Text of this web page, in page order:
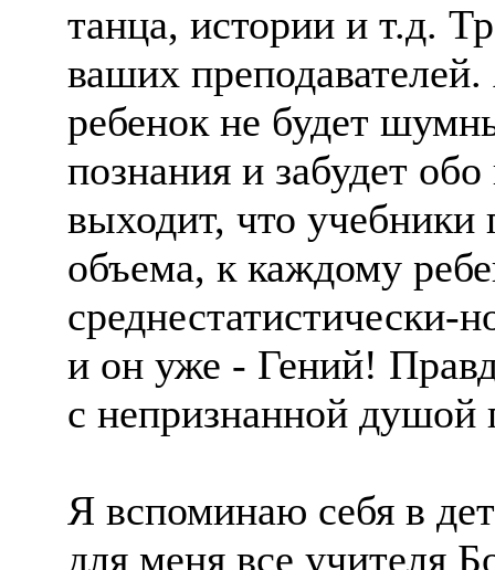
танца, истории и т.д.
ваших
ребенок не будет
познания и забудет
выходит, что учебники
объема, к каждому
среднестатистически-
и он уже - Гений!
с непризнанной душой
Я вспоминаю себя в
для меня все учителя